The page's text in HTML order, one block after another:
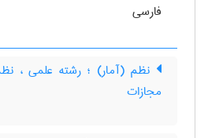
فارسی
نظم (آمار) ؛ رشته علمی ،
مجازات